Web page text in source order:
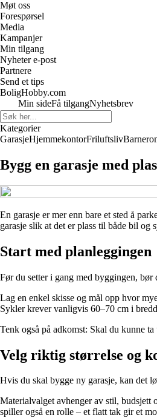
Møt oss
Forespørsel
Media
Kampanjer
Min tilgang
Nyheter e-post
Partnere
Send et tips
BoligHobby.com
Min sideFå tilgangNyhetsbrev
Kategorier
GarasjeHjemmekontorFriluftsliv
Bygg en garasje med
En garasje er mer enn bare et sted å
garasje slik at det er plass til både bil
Start med planleggingen
Før du setter i gang med byggingen,
Lag en enkel skisse og mål opp hvor
Sykler krever vanligvis 60–70 cm i
Tenk også på adkomst: Skal du kunne
Velg riktig størrelse og
Hvis du skal bygge ny garasje, kan det
Materialvalget avhenger av stil,
spiller også en rolle – et flatt tak gir et